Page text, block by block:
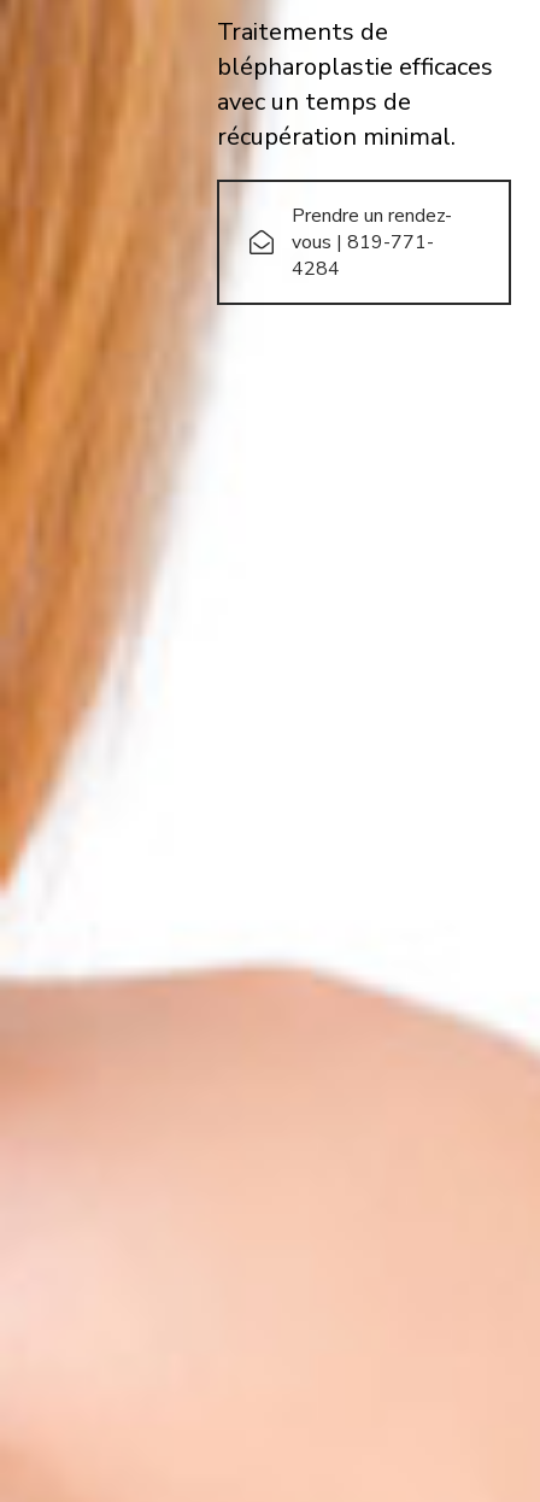
Traitements de
blépharoplastie efficaces
avec un temps de
récupération minimal.
Prendre un rendez-
vous | 819-771-
4284